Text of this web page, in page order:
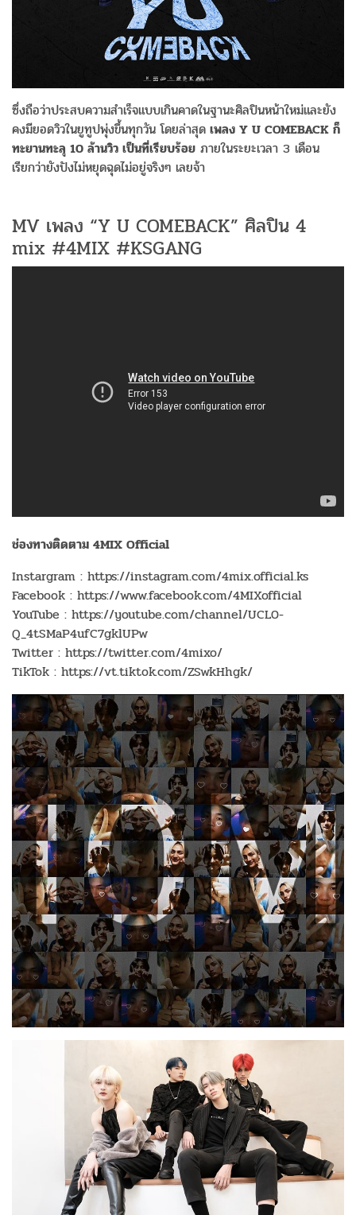
ซึ่งถือว่าประสบความสำเร็จแบบเกินคาดในฐานะศิลปินหน้าใหม่และยัง
คงมียอดวิวในยูทูปพุ่งขึ้นทุกวัน โดยล่าสุด เพลง Y U COMEBACK ก็
ทะยานทะลุ 10 ล้านวิว เป็นที่เรียบร้อย ภายในระยะเวลา 3 เดือน
เรียกว่ายังปังไม่หยุดฉุดไม่อยู่จริงๆ เลยจ้า
MV เพลง “Y U COMEBACK” ศิลปิน 4
mix #4MIX #KSGANG
ช่องทางติดตาม 4MIX Official
Instargram : https://instagram.com/4mix.official.ks
Facebook : https://www.facebook.com/4MIXofficial
YouTube : https://youtube.com/channel/UCL0-
Q_4tSMaP4ufC7gklUPw
Twitter : https://twitter.com/4mixo/
TikTok : https://vt.tiktok.com/ZSwkHhgk/